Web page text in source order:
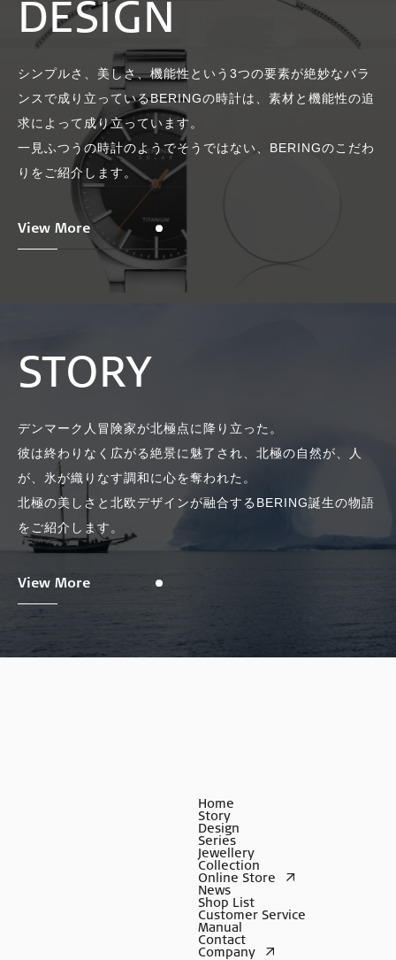
DESIGN
シンプルさ、美しさ、機能性という3つの要素が絶妙なバラ
ンスで成り立っているBERINGの時計は、素材と機能性の追
求によって成り立っています。
一見ふつうの時計のようでそうではない、BERINGのこだわ
りをご紹介します。
View More
STORY
デンマーク人冒険家が北極点に降り立った。
彼は終わりなく広がる絶景に魅了され、北極の自然が、人
が、氷が織りなす調和に心を奪われた。
北極の美しさと北欧デザインが融合するBERING誕生の物語
をご紹介します。
View More
Home
Story
Design
Series
Jewellery
Collection
Online Store
News
Shop List
Customer Service
Manual
Contact
Company